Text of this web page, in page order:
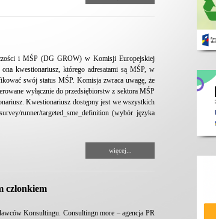
i MŚP (DG GROW) w Komisji Europejskiej
kwestionariusz, którego adresatami są MŚP, w
swój status MŚP. Komisja zwraca uwagę, że
wyłącznie do przedsiębiorstw z sektora MŚP
Kwestionariusz dostępny jest we wszystkich
runner/targeted_sme_definition (wybór języka
więcej...
członkiem
Konsultingu. Consultingn more – agencja PR